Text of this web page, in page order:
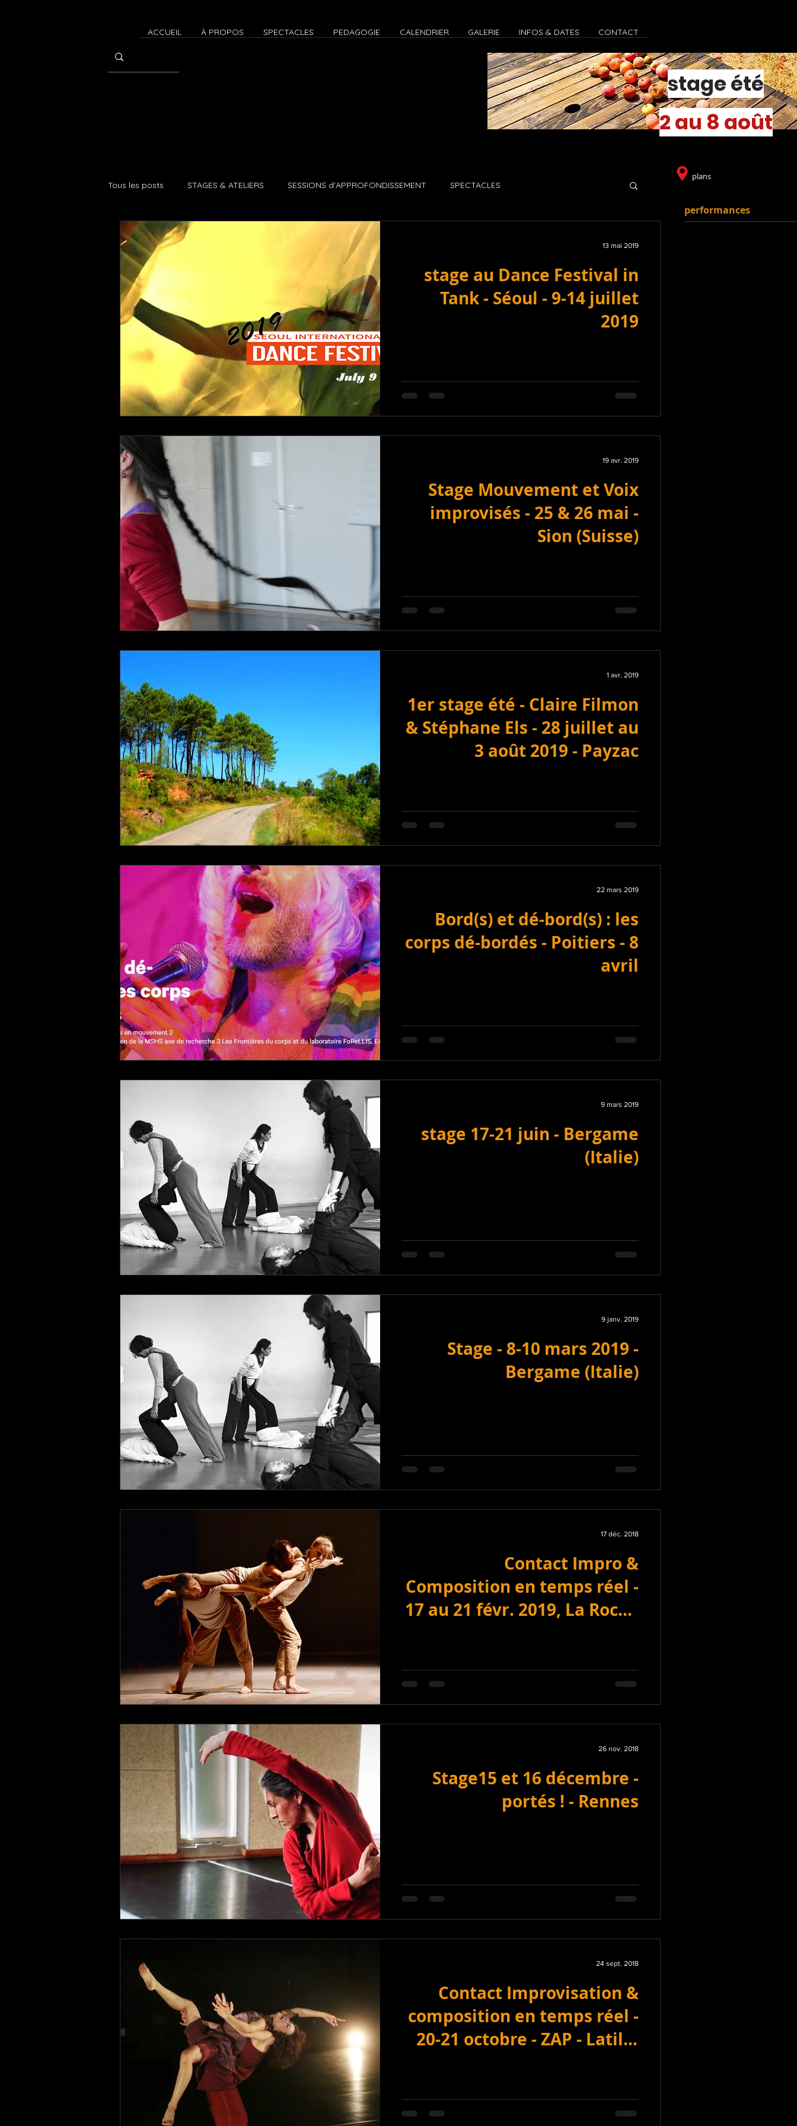
ACCUEIL À PROPOS SPECTACLES PEDAGOGIE CALENDRIER GALERIE INFOS & DATES CONTACT
stage été
2 au 8 août
Tous les posts STAGES & ATELIERS SESSIONS d'APPROFONDISSEMENT SPECTACLES
CONTACT IMPROVISATION Ateliers Zoom
PHOTOS ETE 2022
stage au Dance Festival in
Tank - Séoul - 9-14 juillet
2019
13 mai 2019
Stage Mouvement et Voix
improvisés - 25 & 26 mai -
Sion (Suisse)
19 avr. 2019
1er stage été - Claire Filmon
& Stéphane Els - 28 juillet au
3 août 2019 - Payzac
1 avr. 2019
Bord(s) et dé-bord(s) : les
corps dé-bordés - Poitiers - 8
avril
22 mars 2019
stage 17-21 juin - Bergame
(Italie)
9 mars 2019
Stage - 8-10 mars 2019 -
Bergame (Italie)
9 janv. 2019
Contact Impro &
Composition en temps réel -
17 au 21 févr. 2019, La Roche
17 déc. 2018
Stage15 et 16 décembre -
portés ! - Rennes
26 nov. 2018
Contact Improvisation &
composition en temps réel -
20-21 octobre - ZAP - Latillé
24 sept. 2018
plans
performances